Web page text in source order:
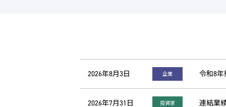
2026年8月3日 企業 令和8
2026年7月31日 投資家 連結業